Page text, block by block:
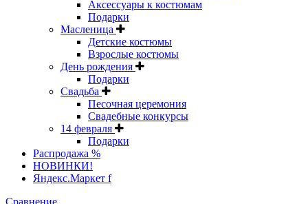
Аксессуары к костюмам
Подарки
Масленица
Детские костюмы
Взрослые костюмы
День рождения
Подарки
Свадьба
Песочная церемония
Свадебные конкурсы
14 февраля
Подарки
Распродажа %
НОВИНКИ!
Яндекс.Маркет f
Сравнение